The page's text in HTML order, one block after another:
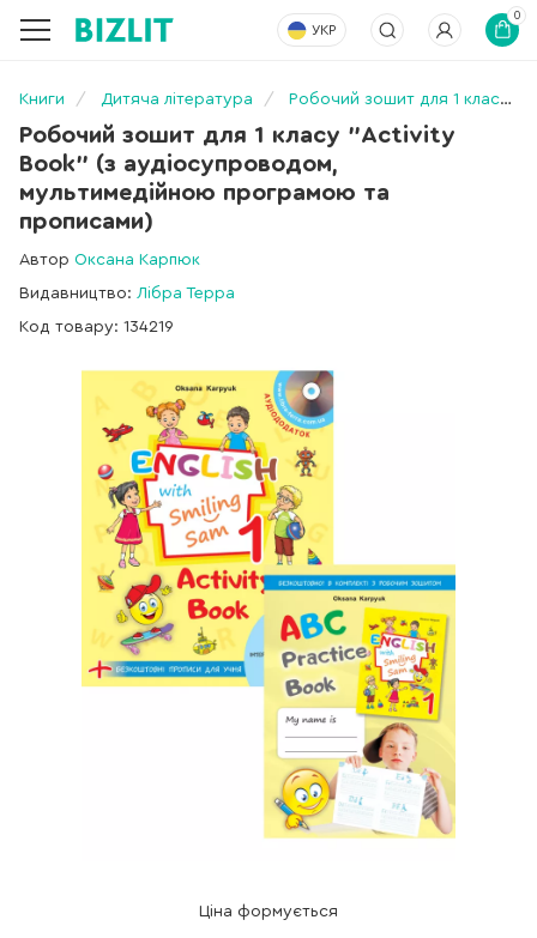
УКР
0
Книги Дитяча література Робочий зошит для 1 класу "Activity Book" (з аудіосупроводом, мультимедійною програмою та прописами)
Робочий зошит для 1 класу "Activity
Book" (з аудіосупроводом,
мультимедійною програмою та
прописами)
Автор Оксана Карпюк
Видавництво: Лібра Терра
Код товару: 134219
Ціна формується